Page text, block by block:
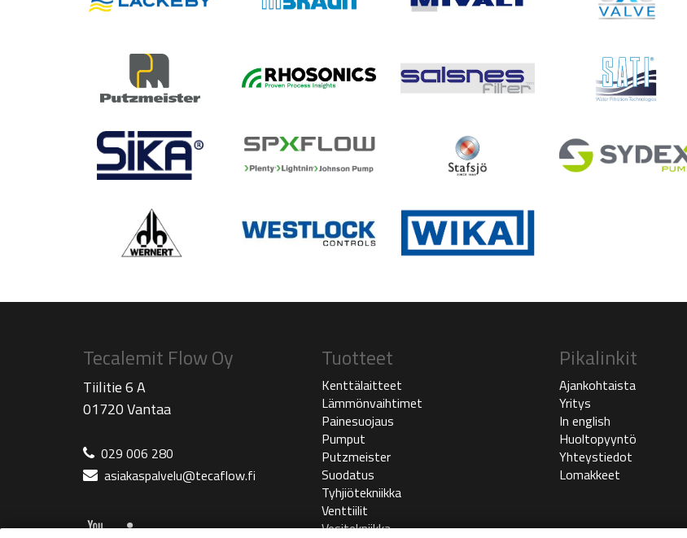
Tecalemit Flow Oy
Tiilitie 6 A
01720 Vantaa
029 006 280
asiakaspalvelu@tecaflow.fi
Tuotteet
Kenttälaitteet
Lämmönvaihtimet
Painesuojaus
Pumput
Putzmeister
Suodatus
Tyhjiötekniikka
Venttiilit
Vesitekniikka
Pikalinkit
Ajankohtaista
Yritys
In english
Huoltopyyntö
Yhteystiedot
Lomakkeet